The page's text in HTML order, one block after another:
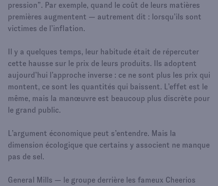
pression”. Par exemple, quand le coût de leurs matières
premières augmentent — autrement dit : lorsqu’ils sont
victimes de l’inflation.
Il y a quelques temps, leur habitude était de répercuter
cette hausse sur le prix de leurs produits. Ils adoptent
aujourd’hui l’approche inverse : ce ne sont plus les prix qui
montent, ce sont les quantités qui baissent. L’effet est le
même, mais la manœuvre est beaucoup plus discrète pour
le grand public.
L’argument économique peut s’entendre. Mais la
dimension écologique que certains y associent ne manque
pas de sel.
General Mills — le groupe derrière les fameux Cheerios